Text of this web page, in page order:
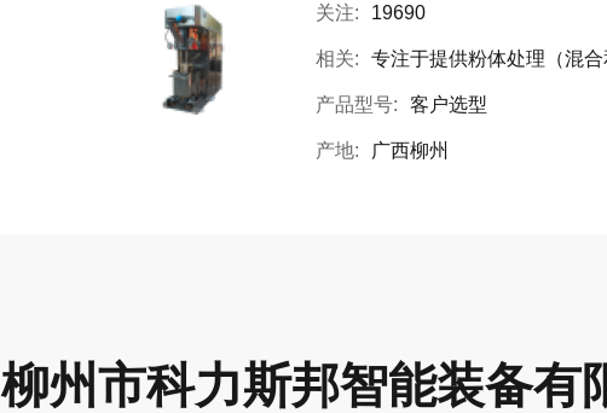
关注: 19690
相关: 专注于提供粉体处理（混合和颗粒设计为主）设备,高粘高固搅拌设备,粉液自动上料系统的高端智能装备
产品型号: 客户选型
产地: 广西柳州
柳州市科力斯邦智能装备有